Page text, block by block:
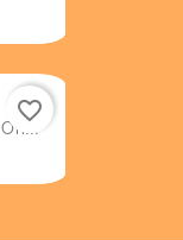
favorite_border